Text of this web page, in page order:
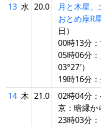
13 水 20.0
月と木星、
おとめ座R
日）
00時13分
05時06分：
03°27′）
19時16分
14 木 21.0
02時04分
京：暗縁か
23時03分